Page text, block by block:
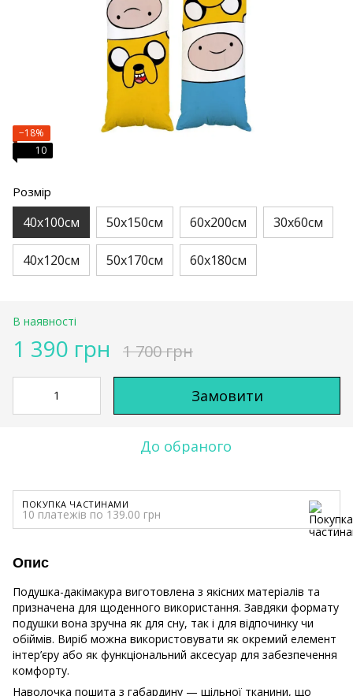
−18%
10
Розмір
40х100см 50х150см 60х200см 30х60см
40х120см 50х170см 60х180см
В наявності
1 390 грн 1 700 грн
Замовити
До обраного
ПОКУПКА ЧАСТИНАМИ
10 платежів по 139.00 грн
Опис
Подушка-дакімакура виготовлена з якісних матеріалів та
призначена для щоденного використання. Завдяки формату
подушки вона зручна як для сну, так і для відпочинку чи
обіймів. Виріб можна використовувати як окремий елемент
інтер’єру або як функціональний аксесуар для забезпечення
комфорту.
Наволочка пошита з габардину — щільної тканини, що